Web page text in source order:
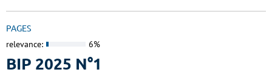
PAGES
relevance: 6%
BIP 2025 N°1